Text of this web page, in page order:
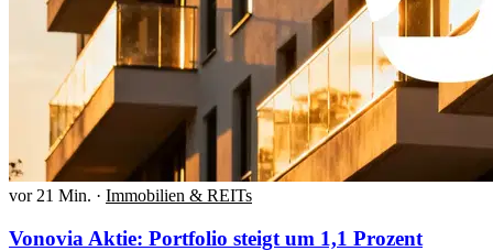
vor 21 Min. · Immobilien & REITs
Vonovia Aktie: Portfolio steigt um 1,1 Prozent